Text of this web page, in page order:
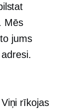
Mēs
jums
rīkojas